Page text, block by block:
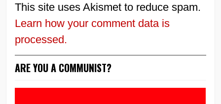
This site uses Akismet to reduce spam.
Learn how your comment data is
processed.
ARE YOU A COMMUNIST?